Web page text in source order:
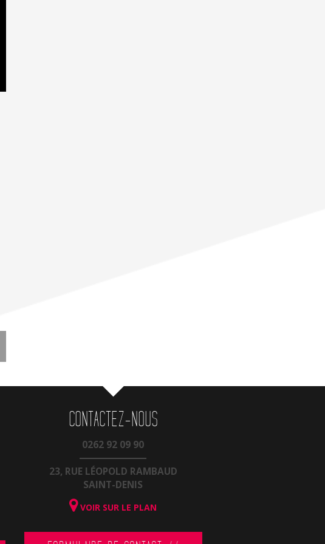
CONTACTEZ-NOUS
0262 92 09 90
23, RUE LÉOPOLD RAMBAUD
SAINT-DENIS
VOIR SUR LE PLAN